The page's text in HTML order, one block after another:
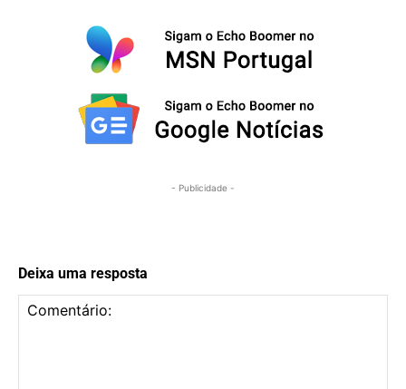
- Publicidade -
Deixa uma resposta